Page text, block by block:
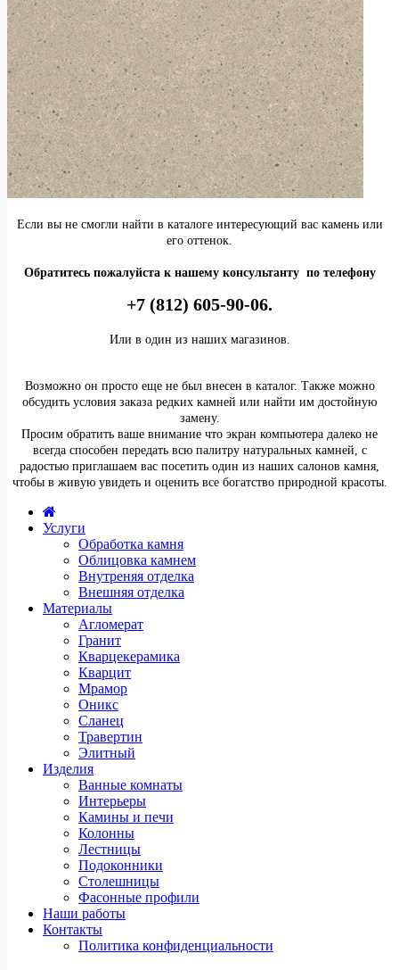
Если вы не смогли найти в каталоге интересующий вас камень или
его оттенок.
Обратитесь пожалуйста к нашему консультанту по телефону
+7 (812) 605-90-06.
Или в один из наших магазинов.
Возможно он просто еще не был внесен в каталог. Также можно
обсудить условия заказа редких камней или найти им достойную
замену.
Просим обратить ваше внимание что экран компьютера далеко не
всегда способен передать всю палитру натуральных камней, с
радостью приглашаем вас посетить один из наших салонов камня,
чтобы в живую увидеть и оценить все богатство природной красоты.
Услуги
Обработка камня
Облицовка камнем
Внутреняя отделка
Внешняя отделка
Материалы
Агломерат
Гранит
Кварцекерамика
Кварцит
Мрамор
Оникс
Сланец
Травертин
Элитный
Изделия
Ванные комнаты
Интерьеры
Камины и печи
Колонны
Лестницы
Подоконники
Столешницы
Фасонные профили
Наши работы
Контакты
Политика конфиденциальности